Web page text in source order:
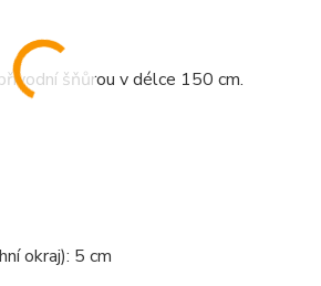
šňůrou v délce 150 cm.
okraj): 5 cm